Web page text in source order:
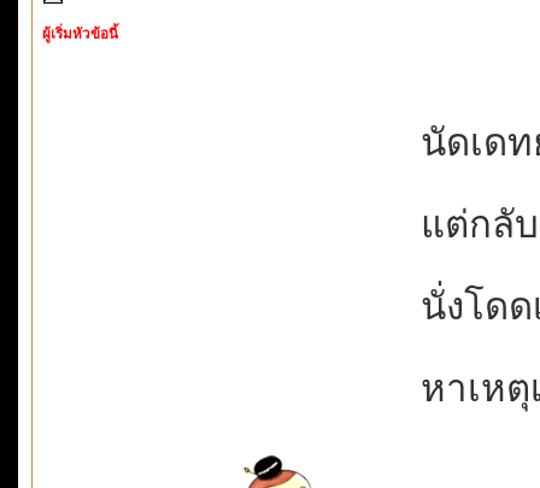
ผู้เริ่มหัวข้อนี้
นัดเด
แต่กลั
นั่งโดด
หาเห